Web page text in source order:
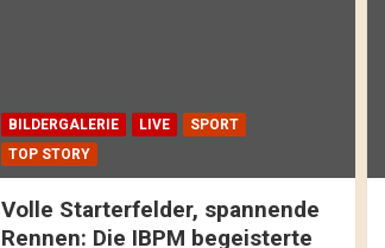
BILDERGALERIE LIVE
SPORT
TOP STORY
Volle Starterfelder, spannende
Rennen: Die IBPM begeisterte